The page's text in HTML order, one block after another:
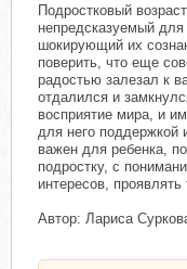
Подростковый
непредсказуемый
шокирующий их
поверить, что еще
радостью залезал к
отдалился и
восприятие мира, и
для него поддержкой
важен для ребенка,
подростку, с
интересов,
Автор: Лариса